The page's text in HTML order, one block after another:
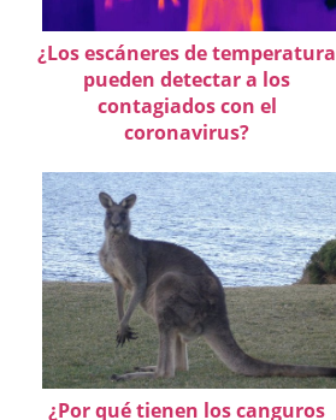
¿Los escáneres de temperatura
pueden detectar a los
contagiados con el
coronavirus?
¿Por qué tienen los canguros